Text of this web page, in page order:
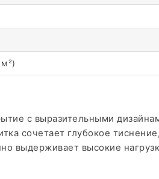
с выразительными
сочетает глубокое
выдерживает высокие